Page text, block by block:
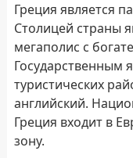
Греция является
Столицей страны
мегаполис с
Государственным
туристических
английский.
Греция входит в
зону.